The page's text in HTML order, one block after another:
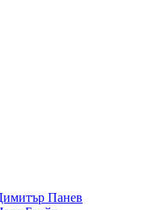
Панев